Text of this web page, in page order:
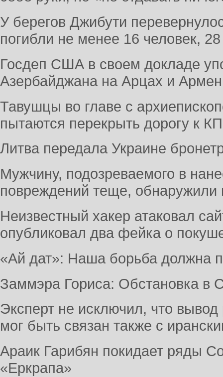
У берегов Джибути
погибли не менее 16 человек,
Госдеп США в своем докладе
Азербайджана на Арцах и
Тавушцы во главе с
пытаются перекрыть дорогу к
Литва передала Украине
Мужчину, подозреваемого в
повреждений теще,
Неизвестный хакер атаковал
опубликовал два фейка о
«Ай дат»: Наша борьба должна
Заммэра Гориса: Обстановка в
Эксперт не исключил, что
мог быть связан также с
Араик Гарибян покидает ряды
«Еркрапа»